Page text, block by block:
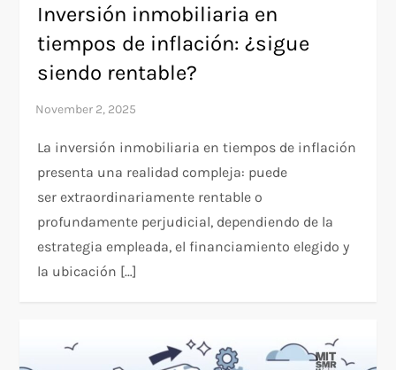
Inversión inmobiliaria en
tiempos de inflación: ¿sigue
siendo rentable?
La inversión inmobiliaria en tiempos de inflación
presenta una realidad compleja: puede
ser extraordinariamente rentable o
profundamente perjudicial, dependiendo de la
estrategia empleada, el financiamiento elegido y
la ubicación […]